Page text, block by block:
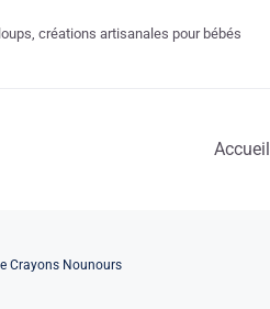
créations artisanales pour bébés
Accueil
Crayons Nounours